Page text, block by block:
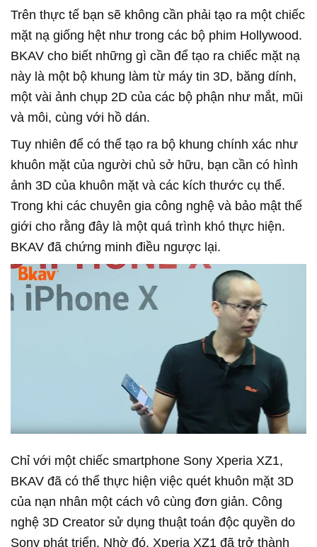
Trên thực tế bạn sẽ không cần phải tạo ra một chiếc
mặt nạ giống hệt như trong các bộ phim Hollywood.
BKAV cho biết những gì cần để tạo ra chiếc mặt nạ
này là một bộ khung làm từ máy tin 3D, băng dính,
một vài ảnh chụp 2D của các bộ phận như mắt, mũi
và môi, cùng với hồ dán.
Tuy nhiên để có thể tạo ra bộ khung chính xác như
khuôn mặt của người chủ sở hữu, bạn cần có hình
ảnh 3D của khuôn mặt và các kích thước cụ thể.
Trong khi các chuyên gia công nghệ và bảo mật thế
giới cho rằng đây là một quá trình khó thực hiện.
BKAV đã chứng minh điều ngược lại.
Chỉ với một chiếc smartphone Sony Xperia XZ1,
BKAV đã có thể thực hiện việc quét khuôn mặt 3D
của nạn nhân một cách vô cùng đơn giản. Công
nghệ 3D Creator sử dụng thuật toán độc quyền do
Sony phát triển. Nhờ đó, Xperia XZ1 đã trở thành